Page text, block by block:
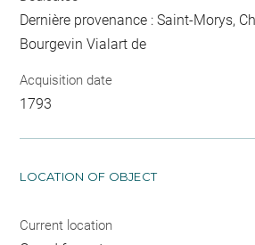
Dernière provenance : Saint-Morys,
Bourgevin Vialart de
Acquisition date
1793
LOCATION OF OBJECT
Current location